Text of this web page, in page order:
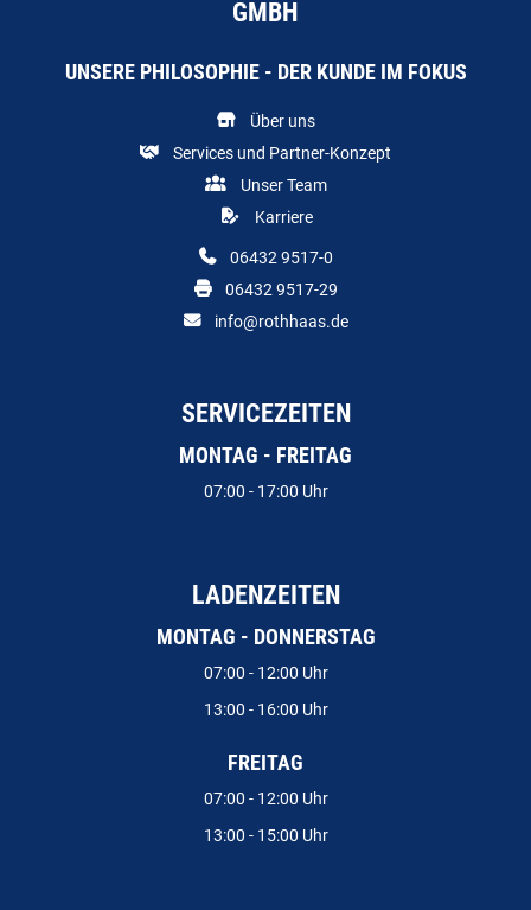
GMBH
UNSERE PHILOSOPHIE - DER KUNDE IM FOKUS
Über uns
Services und Partner-Konzept
Unser Team
Karriere
06432 9517-0
06432 9517-29
info@rothhaas.de
SERVICEZEITEN
MONTAG - FREITAG
07:00 - 17:00 Uhr
LADENZEITEN
MONTAG - DONNERSTAG
07:00 - 12:00 Uhr
13:00 - 16:00 Uhr
FREITAG
07:00 - 12:00 Uhr
13:00 - 15:00 Uhr